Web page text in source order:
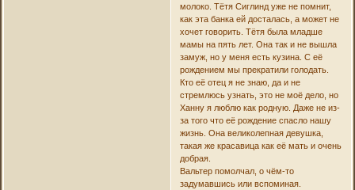
молоко. Тётя Сиглинд уже не помнит,
как эта банка ей досталась, а может не
хочет говорить. Тётя была младше
мамы на пять лет. Она так и не вышла
замуж, но у меня есть кузина. С её
рождением мы прекратили голодать.
Кто её отец я не знаю, да и не
стремлюсь узнать, это не моё дело, но
Ханну я люблю как родную. Даже не из-
за того что её рождение спасло нашу
жизнь. Она великолепная девушка,
такая же красавица как её мать и очень
добрая.
Вальтер помолчал, о чём-то
задумавшись или вспоминая.